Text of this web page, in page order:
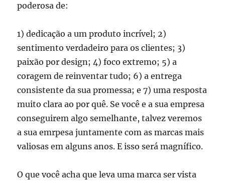
poderosa de:
1) dedicação a um produto incrível; 2)
sentimento verdadeiro para os clientes; 3)
paixão por design; 4) foco extremo; 5) a
coragem de reinventar tudo; 6) a entrega
consistente da sua promessa; e 7) uma resposta
muito clara ao por quê. Se você e a sua empresa
conseguirem algo semelhante, talvez veremos
a sua emrpesa juntamente com as marcas mais
valiosas em alguns anos. E isso será magnífico.
O que você acha que leva uma marca ser vista